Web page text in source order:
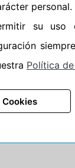
Está
Noviembre de
personal.
su uso
Política